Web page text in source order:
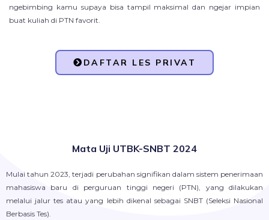
ngebimbing kamu supaya bisa tampil maksimal dan ngejar impian
buat kuliah di PTN favorit.
DAFTAR LES PRIVAT
Mata Uji UTBK-SNBT 2024
Mulai tahun 2023, terjadi perubahan signifikan dalam sistem penerimaan
mahasiswa baru di perguruan tinggi negeri (PTN), yang dilakukan
melalui jalur tes atau yang lebih dikenal sebagai SNBT (Seleksi Nasional
Berbasis Tes).